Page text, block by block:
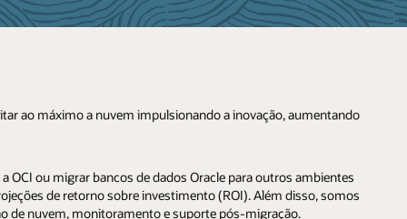
ao máximo a nuvem impulsionando a inovação, aumentando
OCI ou migrar bancos de dados Oracle para outros ambientes
de retorno sobre investimento (ROI). Além disso, somos
de nuvem, monitoramento e suporte pós-migração.